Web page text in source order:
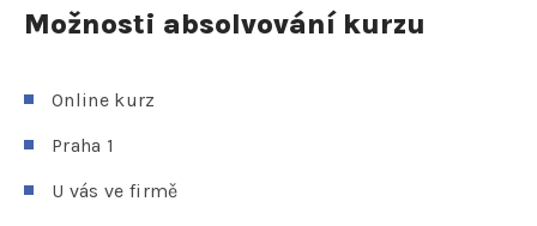
Možnosti absolvování kurzu
Online kurz
Praha 1
U vás ve firmě